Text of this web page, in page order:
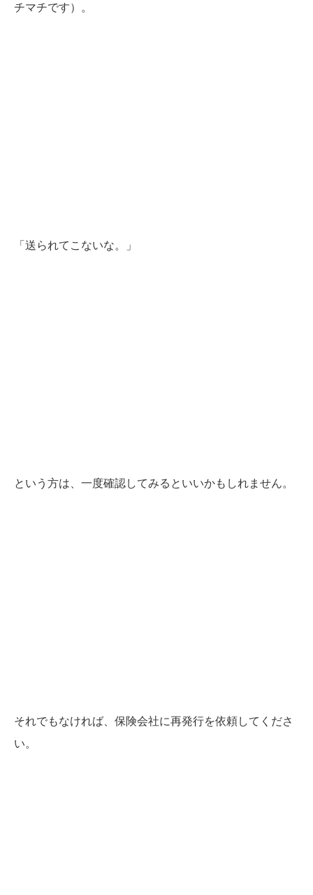
チマチです）。
「送られてこないな。」
という方は、一度確認してみるといいかもしれません。
それでもなければ、保険会社に再発行を依頼してくださ
い。